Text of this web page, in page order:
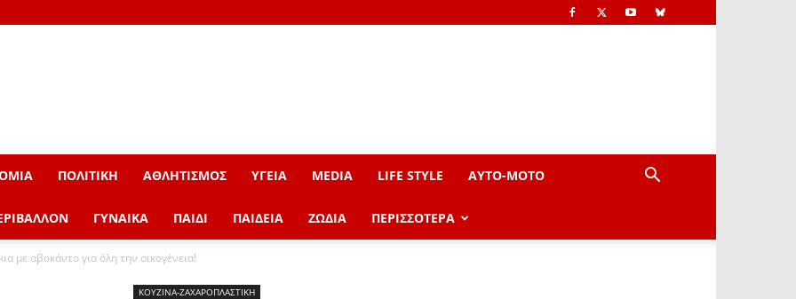
ΠΟΛΙΤΙΚΗ ΑΘΛΗΤΙΣΜΟΣ ΥΓΕΙΑ MEDIA LIFE STYLE AYTO-ΜOTO
ΓΥΝΑΙΚΑ ΠΑΙΔΙ ΠΑΙΔΕΙΑ ΖΩΔΙΑ ΠΕΡΙΣΣΟΤΕΡΑ
με αβοκάντο για όλη την οικογένεια!
ΚΟΥΖΙΝΑ-ΖΑΧΑΡΟΠΛΑΣΤΙΚΗ